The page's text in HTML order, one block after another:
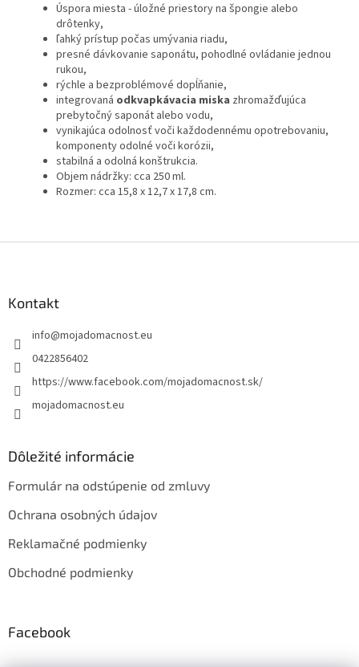
Úspora miesta - úložné priestory na špongie alebo
drôtenky,
ľahký prístup počas umývania riadu,
presné dávkovanie saponátu, pohodlné ovládanie jednou
rukou,
rýchle a bezproblémové dopĺňanie,
integrovaná odkvapkávacia miska zhromažďujúca
prebytočný saponát alebo vodu,
vynikajúca odolnosť voči každodennému opotrebovaniu,
komponenty odolné voči korózii,
stabilná a odolná konštrukcia.
Objem nádržky: cca 250 ml.
Rozmer: cca 15,8 x 12,7 x 17,8 cm.
Kontakt
info@mojadomacnost.eu
0422856402
https://www.facebook.com/mojadomacnost.sk/
mojadomacnost.eu
Dôležité informácie
Formulár na odstúpenie od zmluvy
Ochrana osobných údajov
Reklamačné podmienky
Obchodné podmienky
Facebook